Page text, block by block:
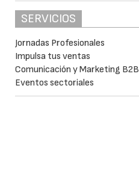
SERVICIOS
Jornadas Profesionales
Impulsa tus ventas
Comunicación y Marketing B2B
Eventos sectoriales